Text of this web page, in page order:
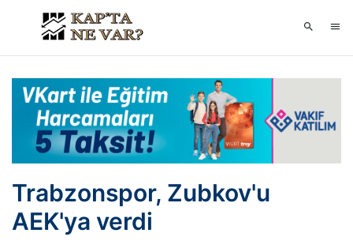
Trabzonspor, Zubkov'u
AEK'ya verdi